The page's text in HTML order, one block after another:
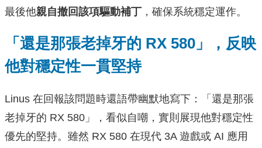
最後他親自撤回該項驅動補丁 ，確保系統穩定運作。
「還是那張老掉牙的 RX 580」，反映
他對穩定性一貫堅持
Linus 在回報該問題時還語帶幽默地寫下：「還是那張
老掉牙的 RX 580」，看似自嘲，實則展現他對穩定性
優先的堅持。雖然 RX 580 在現代 3A 遊戲或 AI 應用